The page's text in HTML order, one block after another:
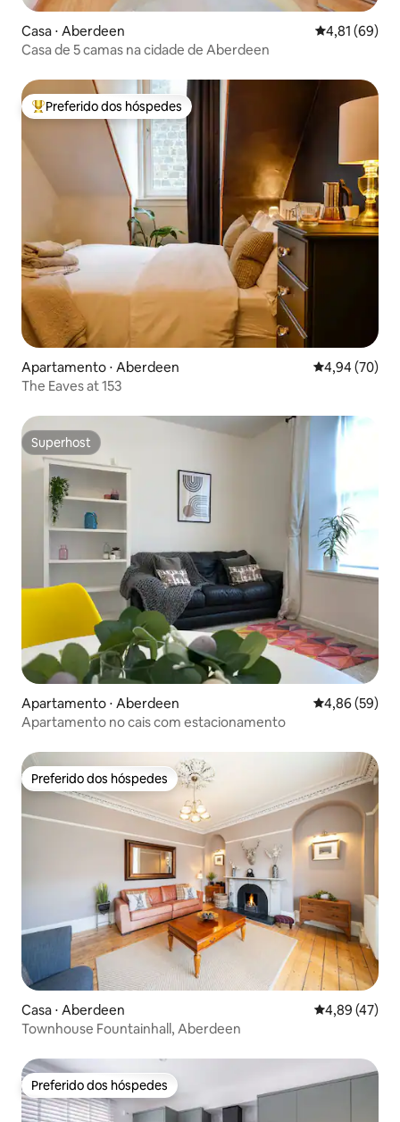
Casa ⋅ Aberdeen 4,81 de uma
4,81 (69)
Casa de 5 camas na cidade de Aberdeen
Entre os melhores preferidos dos hóspedes
Preferido dos hóspedes
Apartamento ⋅ Aberdeen 4,94 de uma
4,94 (70)
The Eaves at 153
Superhost
Superhost
Apartamento ⋅ Aberdeen 4,86 de uma
4,86 (59)
Apartamento no cais com estacionamento
Preferido dos hóspedes
Preferido dos hóspedes
Casa ⋅ Aberdeen 4,89 de uma
4,89 (47)
Townhouse Fountainhall, Aberdeen
Preferido dos hóspedes
Preferido dos hóspedes